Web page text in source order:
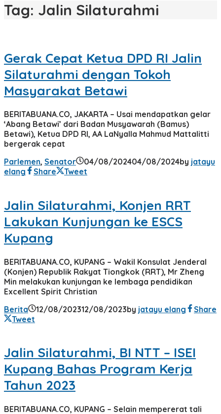
Tag: Jalin Silaturahmi
Gerak Cepat Ketua DPD RI Jalin
Silaturahmi dengan Tokoh
Masyarakat Betawi
BERITABUANA.CO, JAKARTA – Usai mendapatkan gelar
‘Abang Betawi’ dari Badan Musyawarah (Bamus)
Betawi), Ketua DPD RI, AA LaNyalla Mahmud Mattalitti
bergerak cepat
Parlemen, Senator 04/08/202404/08/2024by jatayu
elang
Share Tweet
Jalin Silaturahmi, Konjen RRT
Lakukan Kunjungan ke ESCS
Kupang
BERITABUANA.CO, KUPANG – Wakil Konsulat Jenderal
(Konjen) Republik Rakyat Tiongkok (RRT), Mr Zheng
Min melakukan kunjungan ke lembaga pendidikan
Excellent Spirit Christian
Berita
12/08/202312/08/2023by jatayu elang
Share
Tweet
Jalin Silaturahmi, BI NTT – ISEI
Kupang Bahas Program Kerja
Tahun 2023
BERITABUANA.CO, KUPANG – Selain mempererat tali